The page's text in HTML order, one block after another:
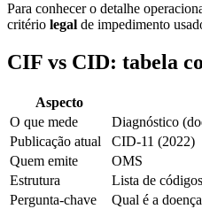
Para conhecer o detalhe
critério legal de impedimento
CIF vs CID: tabela
Aspecto
O que mede
Diagnóstico
Publicação atual
CID-11 (2022)
Quem emite
OMS
Estrutura
Lista de
Pergunta-chave
Qual é a